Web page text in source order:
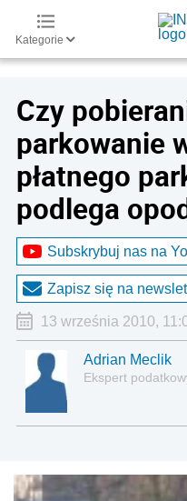
Kategorie
Czy
parkowanie
płatnego
podlega
Subskrybuj nas na
Zapisz się na
13 września 2010,
Adrian Meclik
Ekspert